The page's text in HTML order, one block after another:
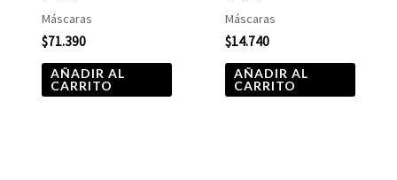
Máscaras
$71.390
AÑADIR AL
CARRITO
Máscaras
$14.740
AÑADIR AL
CARRITO